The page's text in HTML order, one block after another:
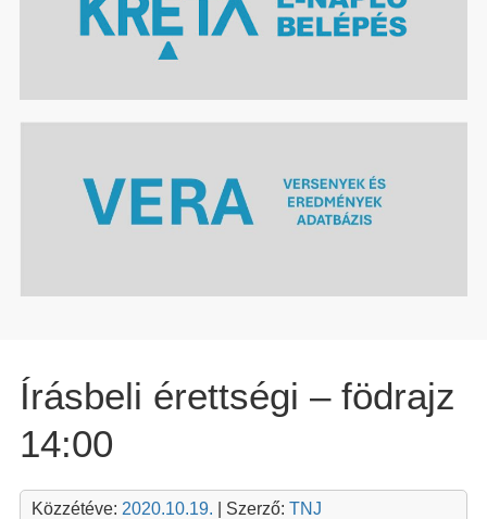
Írásbeli érettségi – födrajz
14:00
Közzétéve: 2020.10.19. | Szerző: TNJ